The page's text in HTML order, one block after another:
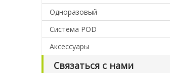
Одноразовый
Система POD
Аксессуары
Связаться с нами